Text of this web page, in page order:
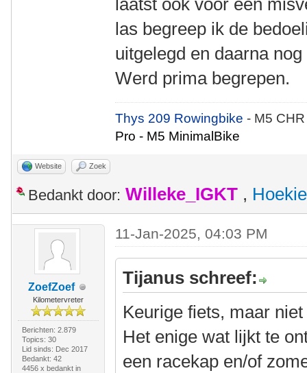
laatst ook voor een
las begreep ik de
uitgelegd en daarna
Werd prima begrepen.
Thys 209 Rowingbike- M5
Pro - M5 MinimalBike
Website Zoek
Bedankt door: Willeke_IGKT , Hoekie
ZoefZoef
Kilometervreter
Berichten: 2.879
Topics: 30
Lid sinds: Dec 2017
Bedankt: 42
4456 x bedankt in
11-Jan-2025, 04:03 PM
Tijanus schreef:
Keurige fiets, maar
Het enige wat lijkt te
een racekap en/of